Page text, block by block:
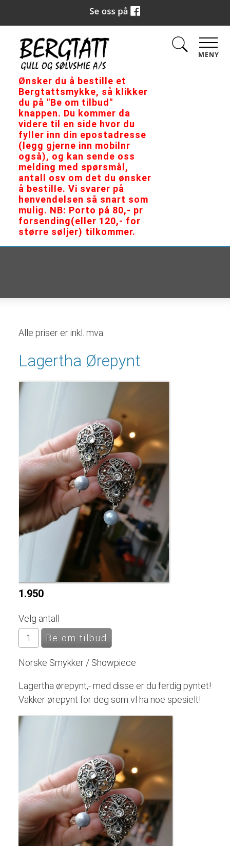
Ønsker du å bestille et
Bergtattsmykke, så klikker
du på "Be om tilbud"
knappen. Du kommer da
videre til en side hvor du
fyller inn din epostadresse
(legg gjerne inn mobilnr
også), og kan sende oss
melding med spørsmål,
antall osv om det du ønsker
å bestille. Vi svarer på
henvendelsen så snart som
mulig. NB: Porto på 80,- pr
forsending(eller 120,- for
større søljer) tilkommer.
MENY
Alle priser er inkl. mva.
Lagertha Ørepynt
1.950
Velg antall
Norske Smykker / Showpiece
Lagertha ørepynt,- med disse er du ferdig pyntet!
Vakker ørepynt for deg som vl ha noe spesielt!